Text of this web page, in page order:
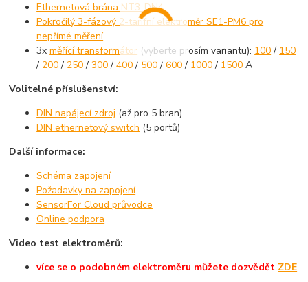
Ethernetová brána NT3-DN4
Pokročilý 3-fázový 2-tarifní elektroměr SE1-PM6 pro
nepřímé měření
3xměřící transformátor (vyberte prosím variantu): 100/ 150
/ 200/ 250/300/400/ 500/600/ 1000/ 1500 A
Volitelné příslušenství:
DIN napájecí zdroj (až pro 5 bran)
DIN ethernetový switch (5 portů)
Další informace:
Schéma zapojení
Požadavky na zapojení
SensorFor Cloud průvodce
Online podpora
Video test elektroměrů:
více se o podobném elektroměru můžete dozvědět ZDE